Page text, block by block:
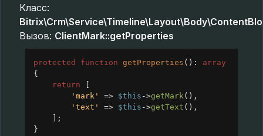
Класс:
Вызов: ClientMark::getProperties
protected function getProperties (): array
{
return
'mark'
=> $this ->getMark(),
'text'
=> $this ->getText (),
];
}